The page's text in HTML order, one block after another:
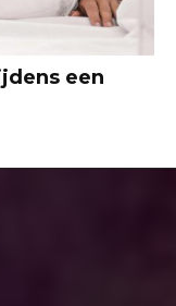
een